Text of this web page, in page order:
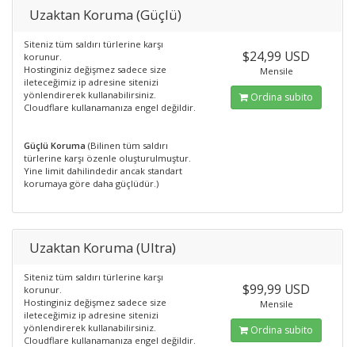
Uzaktan Koruma (Güçlü)
Siteniz tüm saldırı türlerine karşı
korunur.
Hostinginiz değişmez sadece size
ileteceğimiz ip adresine sitenizi
yönlendirerek kullanabilirsiniz.
Cloudflare kullanamanıza engel değildir.
Güçlü Koruma (Bilinen tüm saldırı
türlerine karşı özenle oluşturulmuştur.
Yine limit dahilindedir ancak standart
korumaya göre daha güçlüdür.)
$24,99 USD
Mensile
Ordina subito
Uzaktan Koruma (Ultra)
Siteniz tüm saldırı türlerine karşı
korunur.
Hostinginiz değişmez sadece size
ileteceğimiz ip adresine sitenizi
yönlendirerek kullanabilirsiniz.
Cloudflare kullanamanıza engel değildir.
$99,99 USD
Mensile
Ordina subito